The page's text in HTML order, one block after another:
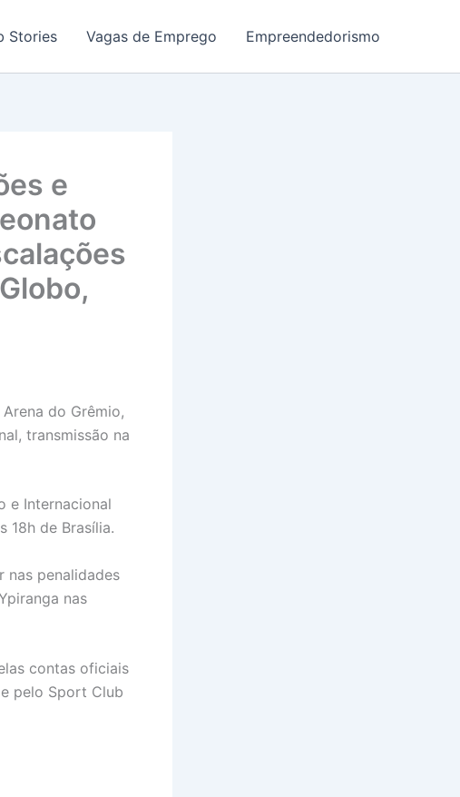
Stories Vagas de Emprego Empreendedorismo
e
do Grêmio,
transmissão na
e Internacional
18h de Brasília.
nas penalidades
nas
contas oficiais
pelo Sport Club